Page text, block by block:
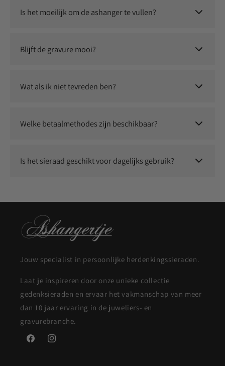
voldoende om jouw dierbare altijd dichtbij te dragen.
Is het moeilijk om de ashanger te vullen?
eventueel een vulsetje om het proces soepel te laten
verlopen.
Blijft de gravure mooi?
persoonlijke herinnering langdurig zichtbaar blijft.
Wat als ik niet tevreden ben?
en we zoeken samen naar een passende oplossing.
Welke betaalmethodes zijn beschikbaar?
Visa, Mastercard, Apple Pay en Google Pay.
Is het sieraad geschikt voor dagelijks gebruik?
Jouw specialist in persoonlijke herdenkingssieraden.
Laat je inspireren door onze unieke collectie
gedenksieraden en ervaar het vakmanschap van meer
dan 10 jaar ervaring in de juweliers- en
gravurebranche.
FacebookInstagram